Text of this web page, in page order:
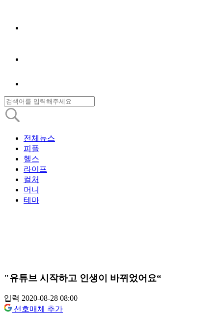
전체뉴스
피플
헬스
라이프
컬처
머니
테마
"유튜브 시작하고 인생이 바뀌었어요“
입력 2020-08-28 08:00
선호매체 추가